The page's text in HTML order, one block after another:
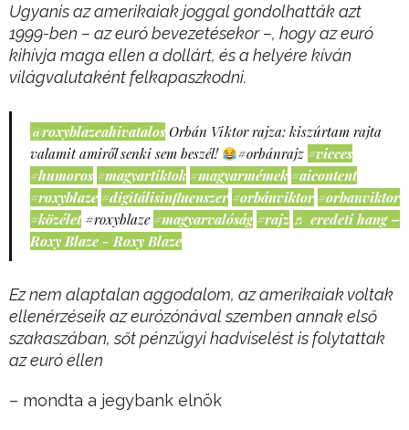
Ugyanis az amerikaiak joggal gondolhatták azt
1999-ben – az euró bevezetésekor –, hogy az euró
kihívja maga ellen a dollárt, és a helyére kíván
világvalutaként felkapaszkodni.
@roxyblazeahivatalos Orbán Viktor rajza: kiszúrtam rajta
valamit amiről senki sem beszél!
#orbánrajz #vicces
#humoros #magyartiktok #magyarmémek #aicontent
#roxyblaze #digitálisinfluenszer #orbánviktor #orbanviktor
#közélet #roxyblaze #magyarvalóság #rajz ♬ eredeti hang –
Roxy Blaze - Roxy Blaze
Ez nem alaptalan aggodalom, az amerikaiak voltak
ellenérzéseik az eurózónával szemben annak első
szakaszában, sőt pénzügyi hadviselést is folytattak
az euró ellen
– mondta a jegybank elnök